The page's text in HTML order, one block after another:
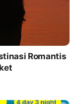
Romantis